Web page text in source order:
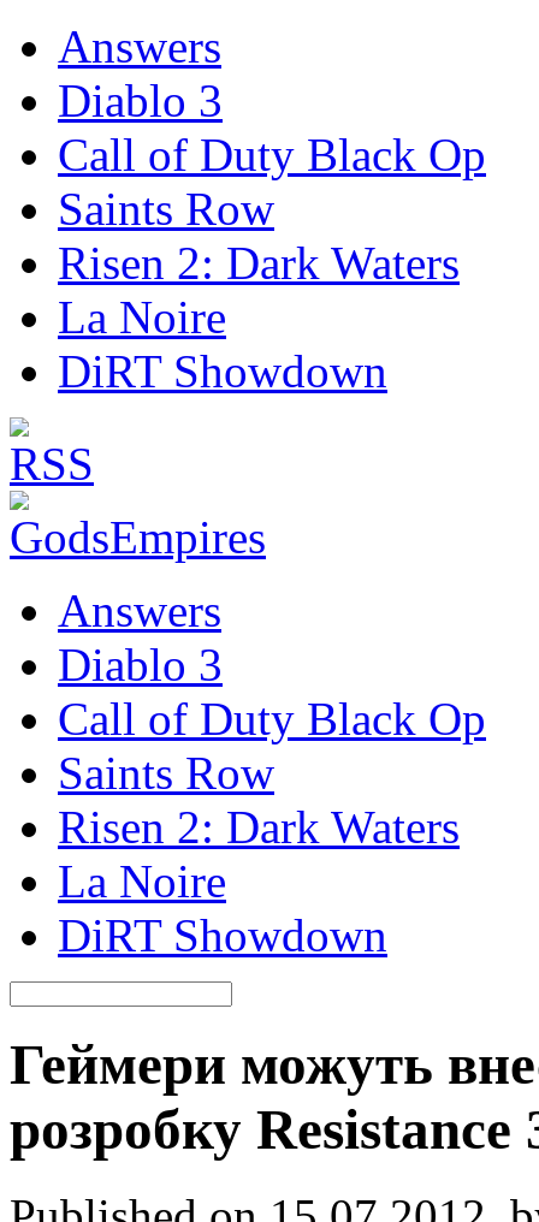
Answers
Diablo 3
Call of Duty Black Op
Saints Row
Risen 2: Dark Waters
La Noire
DiRT Showdown
Answers
Diablo 3
Call of Duty Black Op
Saints Row
Risen 2: Dark Waters
La Noire
DiRT Showdown
Геймери можуть
розробку Resistance